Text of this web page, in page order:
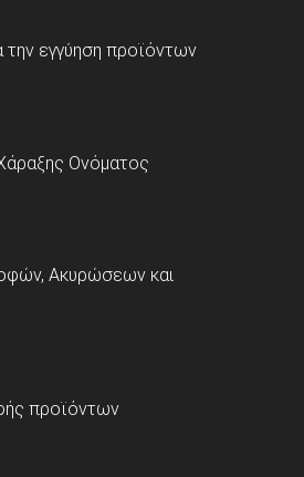
την εγγύηση προϊόντων
Ονόματος
Ακυρώσεων και
προϊόντων